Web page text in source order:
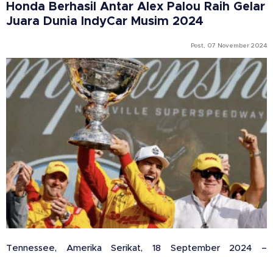
Honda Berhasil Antar Alex Palou Raih Gelar
Juara Dunia IndyCar Musim 2024
Post, 07 November 2024
Tennessee, Amerika Serikat, 18 September 2024
–
Meksiko versi Automovil
Panamericano